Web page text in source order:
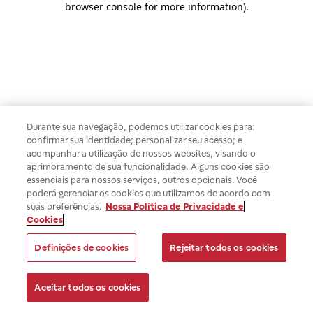
browser console for more information).
Durante sua navegação, podemos utilizar cookies para:
confirmar sua identidade; personalizar seu acesso; e
acompanhar a utilização de nossos websites, visando o
aprimoramento de sua funcionalidade. Alguns cookies são
essenciais para nossos serviços, outros opcionais. Você
poderá gerenciar os cookies que utilizamos de acordo com
suas preferências. Nossa Política de Privacidade e
Cookies
Definições de cookies Rejeitar todos os cookies
Aceitar todos os cookies